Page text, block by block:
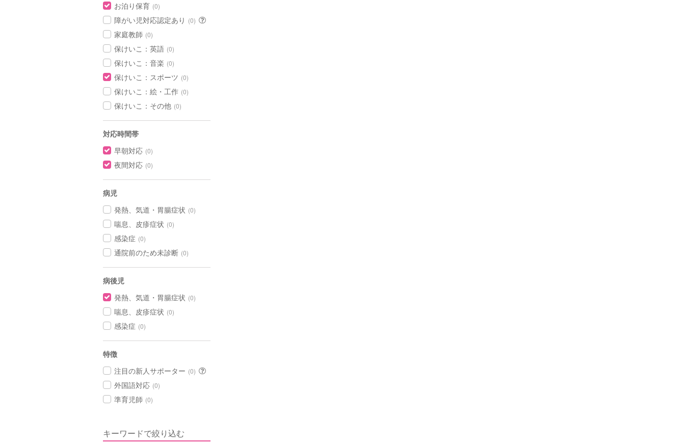
お泊り保育 (0)
障がい児対応認定あり (0)
家庭教師 (0)
保けいこ：英語 (0)
保けいこ：音楽 (0)
保けいこ：スポーツ (0)
保けいこ：絵・工作 (0)
保けいこ：その他 (0)
対応時間帯
早朝対応 (0)
夜間対応 (0)
病児
発熱、気道・胃腸症状 (0)
喘息、皮疹症状 (0)
感染症 (0)
通院前のため未診断 (0)
病後児
発熱、気道・胃腸症状 (0)
喘息、皮疹症状 (0)
感染症 (0)
特徴
注目の新人サポーター (0)
外国語対応 (0)
準育児師 (0)
キーワードで絞り込む